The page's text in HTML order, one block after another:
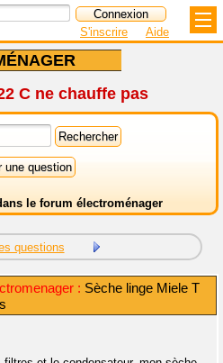
S'inscrire Aide
C ne chauffe pas
le forum électroménager
questions
: Sèche linge Miele T